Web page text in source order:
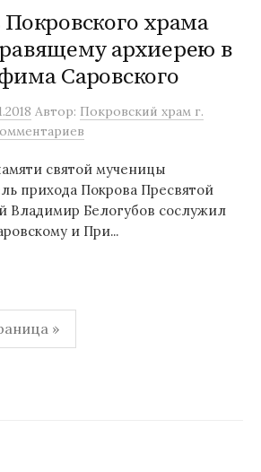
храма
архиерею в
Саровского
Автор: Покровский храм г.
святой мученицы
прихода Покрова Пресвятой
Владимир Белогубов сослужил
и При...
»